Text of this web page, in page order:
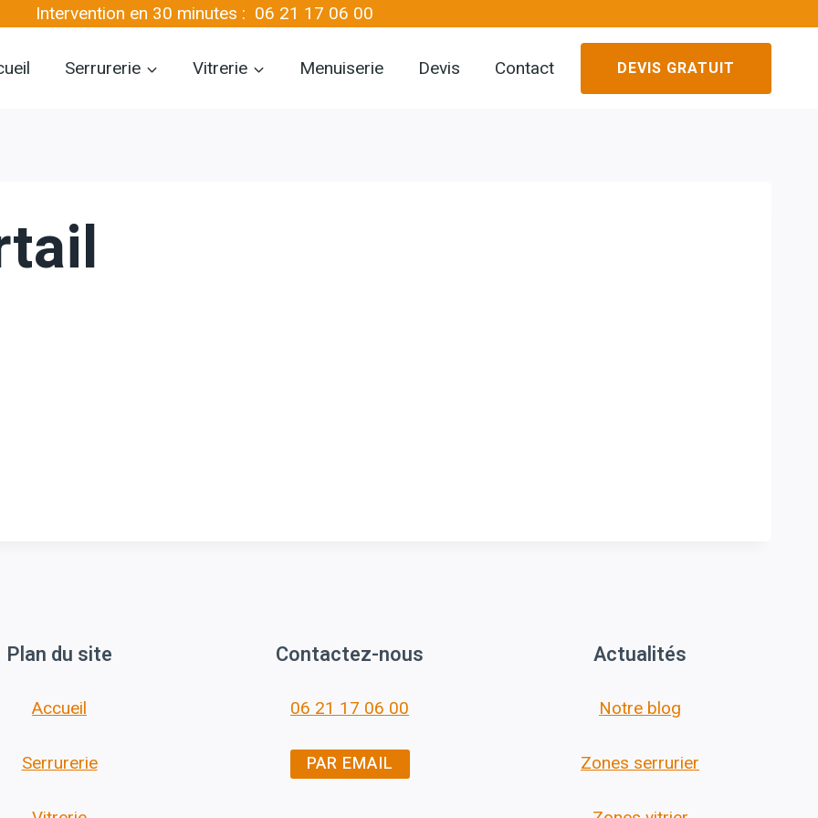
Intervention en 30 minutes : 06 21 17 06 00
Serrurerie Vitrerie Menuiserie Devis Contact DEVIS GRATUIT
Plan du site
Accueil
Serrurerie
Contactez-nous
06 21 17 06 00
PAR EMAIL
Actualités
Notre blog
Zones serrurier